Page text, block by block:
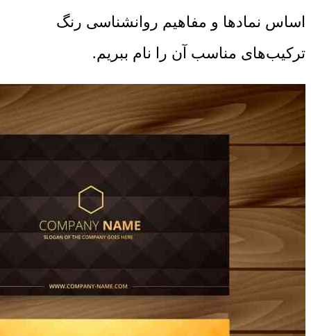
اساس نمادها و مفاهیم روانشناسی رنگ
ترکیب‌های مناسب آن را نام ببریم.